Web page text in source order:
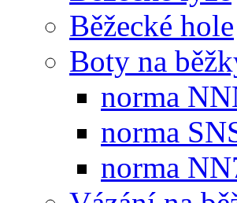
Běžecké hole
Boty na
norma
norma
norma